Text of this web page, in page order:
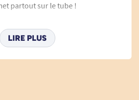
partout sur le tube !
2020
LIRE PLUS